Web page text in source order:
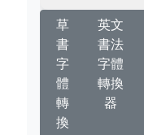
草
書
字
體
轉
換
英文
書法
字體
轉換
器